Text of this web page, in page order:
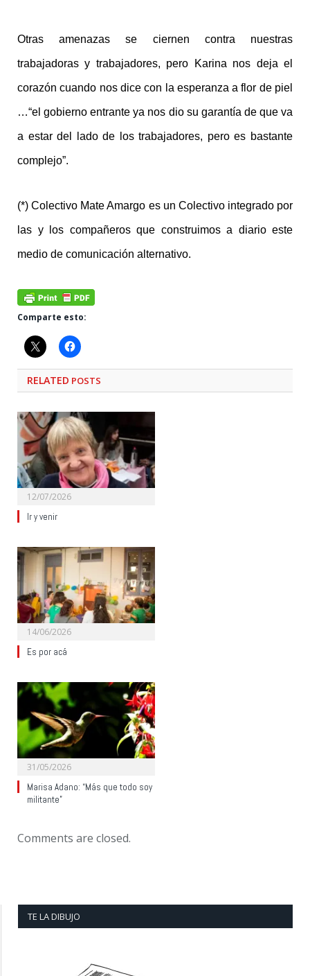
Otras amenazas se ciernen contra nuestras
trabajadoras y trabajadores, pero Karina nos deja el
corazón cuando nos dice con la esperanza a flor de piel
…“el gobierno entrante ya nos dio su garantía de que va
a estar del lado de los trabajadores, pero es bastante
complejo”.
(*) Colectivo Mate Amargo es un Colectivo integrado por
las y los compañeros que construimos a diario este
medio de comunicación alternativo.
Comparte esto:
RELATED POSTS
12/07/2026
Ir y venir
14/06/2026
Es por acá
31/05/2026
Marisa Adano: “Más que todo soy
militante”
Comments are closed.
TE LA DIBUJO